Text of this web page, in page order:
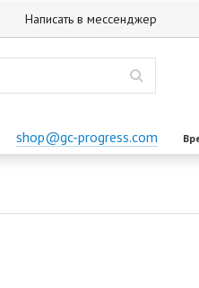
Написать в мессенджер
shop@gc-progress.com